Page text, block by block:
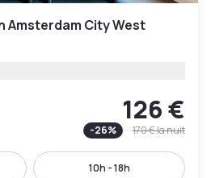
Amsterdam City West
126 €
-26% 170 €la nuit
10h - 18h